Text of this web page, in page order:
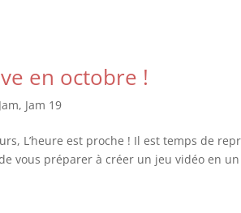
en octobre !
, Jam 19
L’heure est proche ! Il est temps de
vous préparer à créer un jeu vidéo en